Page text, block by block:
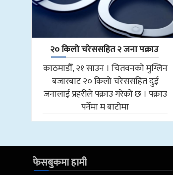
२० किलो चरेससहित २ जना पक्राउ
काठमाडौँ, २१ साउन । चितवनको मुग्लिन
बजारबाट २० किलो चरेससहित दुई
जनालाई प्रहरीले पक्राउ गरेको छ । पक्राउ
पर्नेमा म बाटोमा
फेसबुकमा हामी